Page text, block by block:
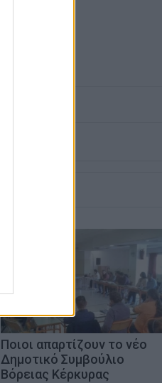
Ποιοι απαρτίζουν το νέο
Δημοτικό Συμβούλιο
Βόρειας Κέρκυρας